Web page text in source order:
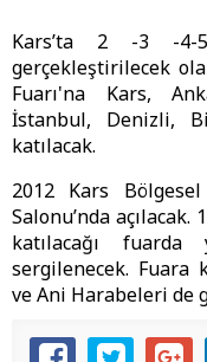
Kars’ta 2 -3 -4-
gerçekleştirilecek
Fuarı'na Kars,
İstanbul, Denizli,
katılacak.
2012 Kars
Salonu’nda
katılacağı
sergilenecek. Fuara
ve Ani Harabeleri de